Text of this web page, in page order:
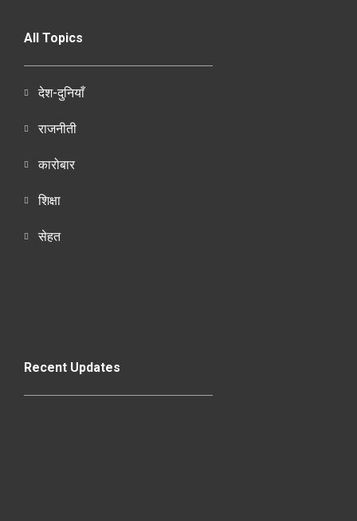
All Topics
देश-दुनियाँ
राजनीती
कारोबार
शिक्षा
सेहत
Recent Updates